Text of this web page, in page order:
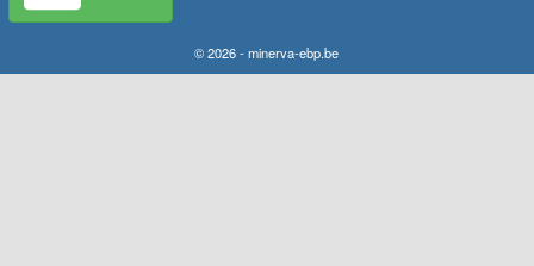
© 2026 - minerva-ebp.be